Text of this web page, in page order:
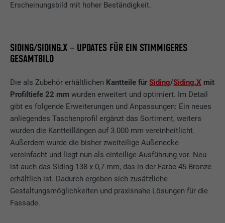
Erscheinungsbild mit hoher Beständigkeit.
SIDING/SIDING.X – UPDATES FÜR EIN STIMMIGERES
GESAMTBILD
Die als Zubehör erhältlichen Kantteile fürSiding/Siding.X mit
Profiltiefe 22 mm wurden erweitert und optimiert. Im Detail
gibt es folgende Erweiterungen und Anpassungen: Ein neues
anliegendes Taschenprofil ergänzt das Sortiment, weiters
wurden die Kantteillängen auf 3.000 mm vereinheitlicht.
Außerdem wurde die bisher zweiteilige Außenecke
vereinfacht und liegt nun als einteilige Ausführung vor. Neu
ist auch das Siding 138 x 0,7 mm, das in der Farbe 45 Bronze
erhältlich ist. Dadurch ergeben sich zusätzliche
Gestaltungsmöglichkeiten und praxisnahe Lösungen für die
Fassade.